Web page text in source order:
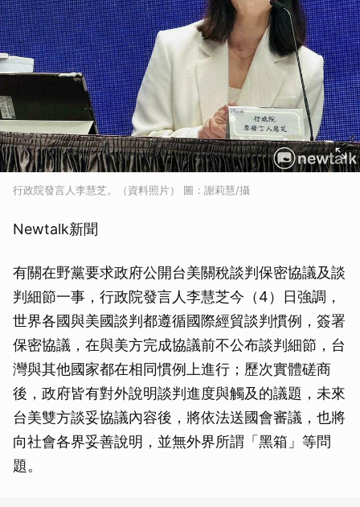
行政院發言人李慧芝。（資料照片） 圖：謝莉慧/攝
Newtalk新聞
有關在野黨要求政府公開台美關稅談判保密協議及談
判細節一事，行政院發言人李慧芝今（4）日強調，
世界各國與美國談判都遵循國際經貿談判慣例，簽署
保密協議，在與美方完成協議前不公布談判細節，台
灣與其他國家都在相同慣例上進行；歷次實體磋商
後，政府皆有對外說明談判進度與觸及的議題，未來
台美雙方談妥協議內容後，將依法送國會審議，也將
向社會各界妥善說明，並無外界所謂「黑箱」等問
題。